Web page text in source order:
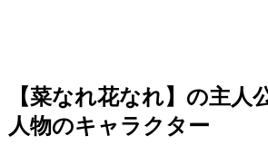
【菜なれ花なれ】の主人
人物のキャラクター